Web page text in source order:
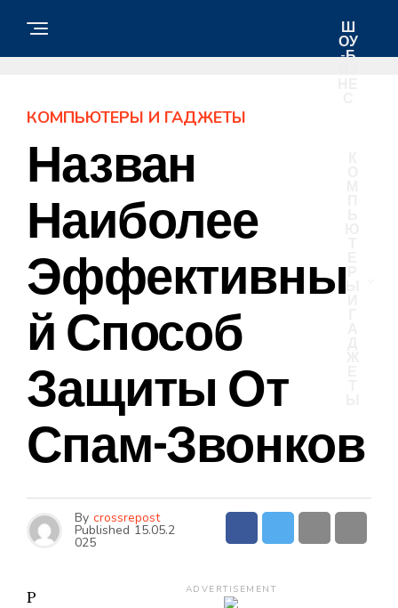
Ш
ОУ
-Б
КОМПЬЮТЕРЫ И ГАДЖЕТЫ
Назван
Наиболее
Эффективны
Й Способ
Защиты От
Спам-Звонков
By crossrepost
Published 15.05.2
025
Р
ADVERTISEMENT